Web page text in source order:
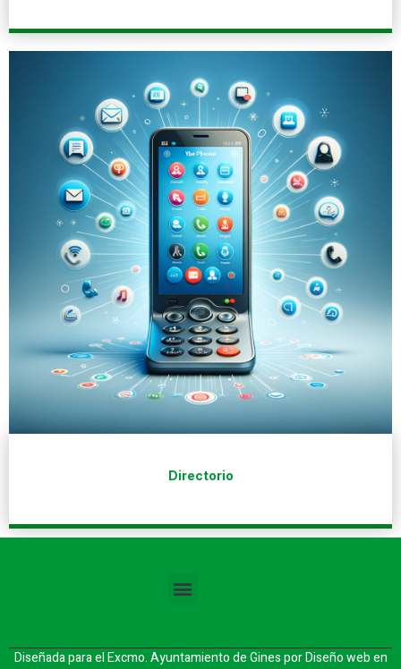
Directorio
Diseñada para el Excmo. Ayuntamiento de Gines porDiseño web en